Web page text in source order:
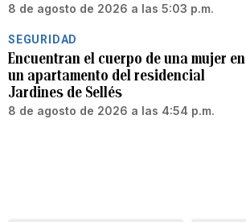
8 de agosto de 2026 a las 5:03 p.m.
SEGURIDAD
Encuentran el cuerpo de una mujer en
un apartamento del residencial
Jardines de Sellés
8 de agosto de 2026 a las 4:54 p.m.